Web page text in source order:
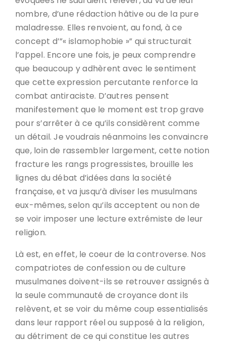
nombre, d’une rédaction hâtive ou de la pure
maladresse. Elles renvoient, au fond, à ce
concept d’”« islamophobie »” qui structurait
l’appel. Encore une fois, je peux comprendre
que beaucoup y adhèrent avec le sentiment
que cette expression percutante renforce la
combat antiraciste. D’autres pensent
manifestement que le moment est trop grave
pour s’arrêter à ce qu’ils considèrent comme
un détail. Je voudrais néanmoins les convaincre
que, loin de rassembler largement, cette notion
fracture les rangs progressistes, brouille les
lignes du débat d’idées dans la société
française, et va jusqu’à diviser les musulmans
eux-mêmes, selon qu’ils acceptent ou non de
se voir imposer une lecture extrémiste de leur
religion.
Là est, en effet, le coeur de la controverse. Nos
compatriotes de confession ou de culture
musulmanes doivent-ils se retrouver assignés à
la seule communauté de croyance dont ils
relèvent, et se voir du même coup essentialisés
dans leur rapport réel ou supposé à la religion,
au détriment de ce qui constitue les autres